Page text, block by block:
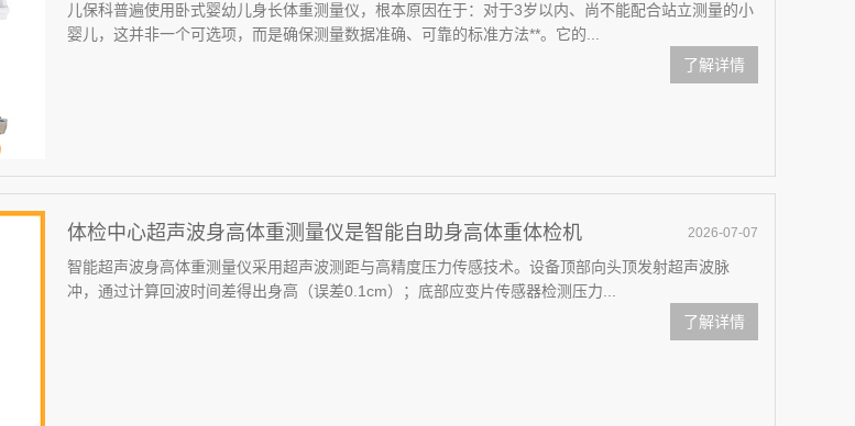
儿保科普遍使用卧式婴幼儿身长体重测量仪，根本原因在于：对于3岁以内、尚不能配合站立测量的小
婴儿，这并非一个可选项，而是确保测量数据准确、可靠的标准方法**。它的...
了解详情
2026-07-07
体检中心超声波身高体重测量仪是智能自助身高体重体检机
智能超声波身高体重测量仪采用超声波测距与高精度压力传感技术。设备顶部向头顶发射超声波脉
冲，通过计算回波时间差得出身高（误差0.1cm）；底部应变片传感器检测压力...
了解详情